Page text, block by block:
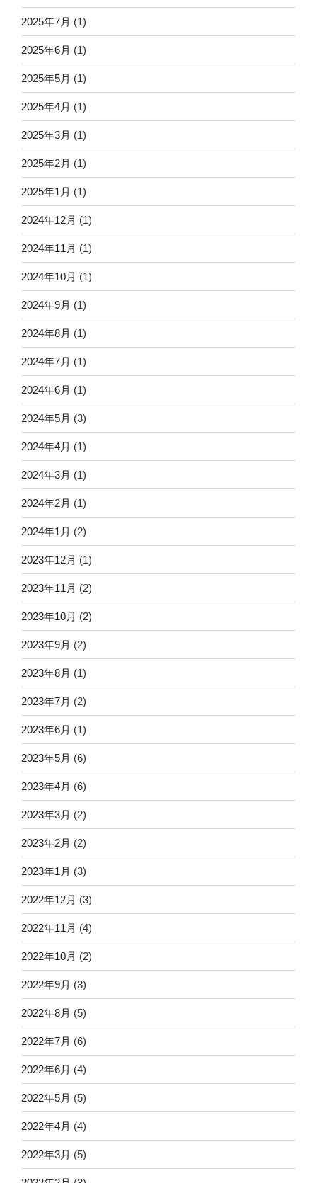
2025年7月 (1)
2025年6月 (1)
2025年5月 (1)
2025年4月 (1)
2025年3月 (1)
2025年2月 (1)
2025年1月 (1)
2024年12月 (1)
2024年11月 (1)
2024年10月 (1)
2024年9月 (1)
2024年8月 (1)
2024年7月 (1)
2024年6月 (1)
2024年5月 (3)
2024年4月 (1)
2024年3月 (1)
2024年2月 (1)
2024年1月 (2)
2023年12月 (1)
2023年11月 (2)
2023年10月 (2)
2023年9月 (2)
2023年8月 (1)
2023年7月 (2)
2023年6月 (1)
2023年5月 (6)
2023年4月 (6)
2023年3月 (2)
2023年2月 (2)
2023年1月 (3)
2022年12月 (3)
2022年11月 (4)
2022年10月 (2)
2022年9月 (3)
2022年8月 (5)
2022年7月 (6)
2022年6月 (4)
2022年5月 (5)
2022年4月 (4)
2022年3月 (5)